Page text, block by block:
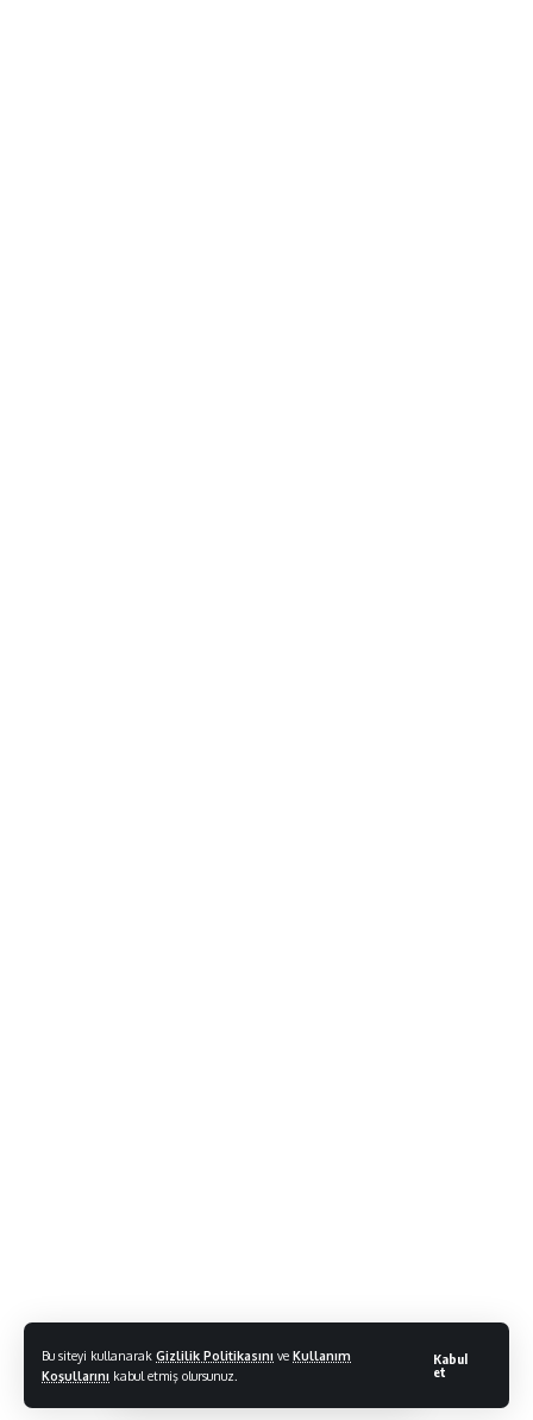
Bu siteyi kullanarak Gizlilik Politikasını ve Kullanım
Koşullarını kabul etmiş olursunuz.
Kabul
et